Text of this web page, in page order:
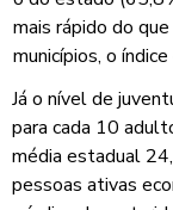
mais rápido do
municípios, o
Já o nível de
para cada 10
média estadual
pessoas ativas